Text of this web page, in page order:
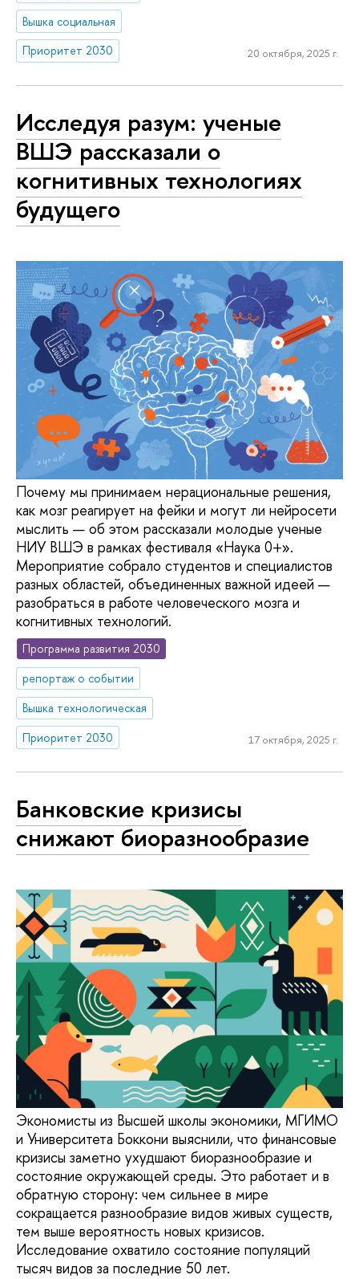
Вышка социальная
Приоритет 2030
20 октября, 2025 г.
Исследуя разум: ученые
ВШЭ рассказали о
когнитивных технологиях
будущего
Почему мы принимаем нерациональные решения,
как мозг реагирует на фейки и могут ли нейросети
мыслить — об этом рассказали молодые ученые
НИУ ВШЭ в рамках фестиваля «Наука 0+».
Мероприятие собрало студентов и специалистов
разных областей, объединенных важной идеей —
разобраться в работе человеческого мозга и
когнитивных технологий.
Программа развития 2030
репортаж о событии
Вышка технологическая
Приоритет 2030
17 октября, 2025 г.
Банковские кризисы
снижают биоразнообразие
Экономисты из Высшей школы экономики, МГИМО
и Университета Боккони выяснили, что финансовые
кризисы заметно ухудшают биоразнообразие и
состояние окружающей среды. Это работает и в
обратную сторону: чем сильнее в мире
сокращается разнообразие видов живых существ,
тем выше вероятность новых кризисов.
Исследование охватило состояние популяций
тысяч видов за последние 50 лет.